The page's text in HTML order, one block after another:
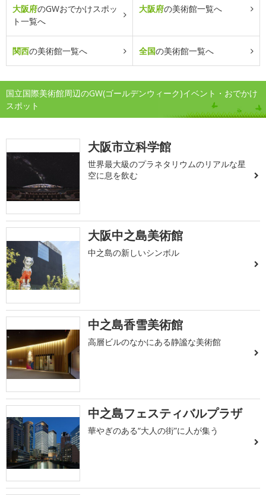
大阪府のGWおでかけスポッ
ト一覧へ
大阪府の美術館一覧へ
関西の美術館一覧へ 全国の美術館一覧へ
国立国際美術館周辺のGW(ゴールデンウィーク)イベント・おでかけ
スポット
大阪市立科学館
世界最大級のプラネタリウムのリアルな星
空に息を飲む
大阪中之島美術館
中之島の新しいシンボル
中之島香雪美術館
高層ビルのなかにある静謐な美術館
中之島フェスティバルプラザ
華やぎのある“大人の街”に人が集う